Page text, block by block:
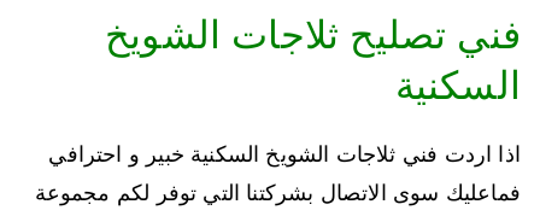
فني تصليح ثلاجات الشويخ
السكنية
اذا اردت فني ثلاجات الشويخ السكنية خبير و احترافي
فماعليك سوى الاتصال بشركتنا التي توفر لكم مجموعة